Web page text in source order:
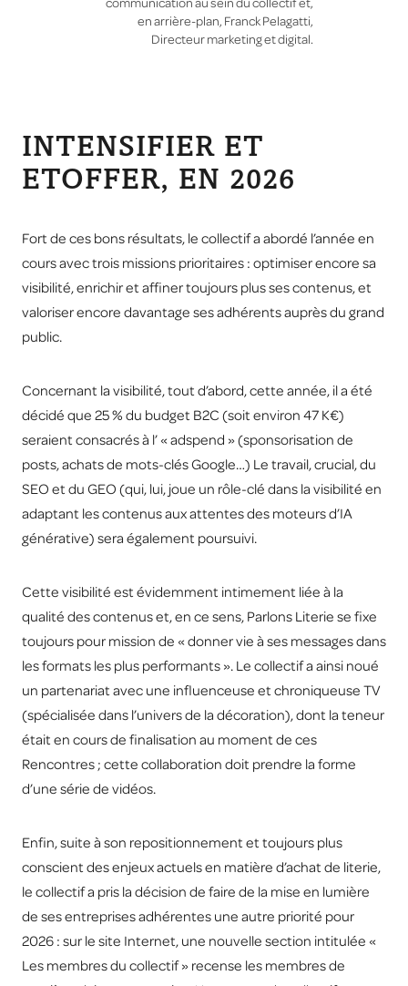
communication au sein du collectif et,
en arrière-plan, Franck Pelagatti,
Directeur marketing et digital.
INTENSIFIER ET
ETOFFER, EN 2026
Fort de ces bons résultats, le collectif a abordé l’année en
cours avec trois missions prioritaires : optimiser encore sa
visibilité, enrichir et affiner toujours plus ses contenus, et
valoriser encore davantage ses adhérents auprès du grand
public.
Concernant la visibilité, tout d’abord, cette année, il a été
décidé que 25 % du budget B2C (soit environ 47 K€)
seraient consacrés à l’ « adspend » (sponsorisation de
posts, achats de mots-clés Google…) Le travail, crucial, du
SEO et du GEO (qui, lui, joue un rôle-clé dans la visibilité en
adaptant les contenus aux attentes des moteurs d’IA
générative) sera également poursuivi.
Cette visibilité est évidemment intimement liée à la
qualité des contenus et, en ce sens, Parlons Literie se fixe
toujours pour mission de « donner vie à ses messages dans
les formats les plus performants ». Le collectif a ainsi noué
un partenariat avec une influenceuse et chroniqueuse TV
(spécialisée dans l’univers de la décoration), dont la teneur
était en cours de finalisation au moment de ces
Rencontres ; cette collaboration doit prendre la forme
d’une série de vidéos.
Enfin, suite à son repositionnement et toujours plus
conscient des enjeux actuels en matière d’achat de literie,
le collectif a pris la décision de faire de la mise en lumière
de ses entreprises adhérentes une autre priorité pour
2026 : sur le site Internet, une nouvelle section intitulée «
Les membres du collectif » recense les membres de